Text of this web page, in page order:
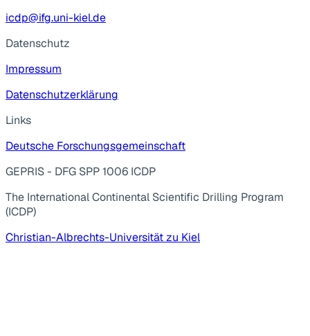
icdp@ifg.uni-kiel.de
Datenschutz
Impressum
Datenschutzerklärung
Links
Deutsche Forschungsgemeinschaft
GEPRIS - DFG SPP 1006 ICDP
The International Continental Scientific Drilling Program
(ICDP)
Christian-Albrechts-Universität zu Kiel